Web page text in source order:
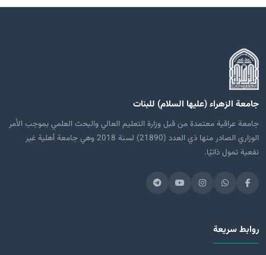
جامعة الزهراء (عليها السلام) للبنات
جامعة عراقية معتمدة من قبل وزارة التعليم العالي والبحث العلمي بموجب الأمر
الوزاري الصادر منها ذي العدد (21890) لسنة 2018 وهي جامعة أهلية غير
نفعية تمول ذاتيًا.
روابط سريعة